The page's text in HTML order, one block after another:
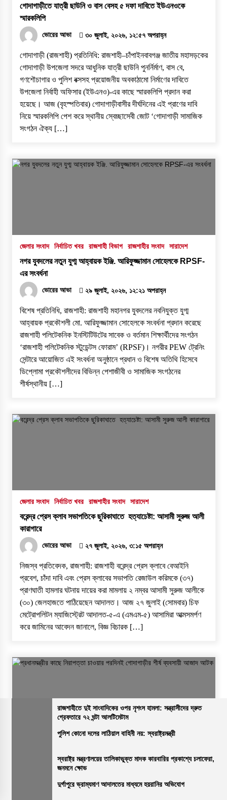
গোদাগাড়ীতে যাত্রী ছাউনি ও বাস বেসহ ৫ দফা দাবিতে ইউএনওকে
স্মারকলিপি
ভোরের আভা ৩০ জুলাই, ২০২৬, ১২:৫৭ অপরাহ্ন
গোদাগাড়ী (রাজশাহী) প্রতিনিধি: রাজশাহী–চাঁপাইনবাবগঞ্জ জাতীয় মহাসড়কের
গোদাগাড়ী উপজেলা সদরে আধুনিক যাত্রী ছাউনি পুনর্নির্মাণ, বাস বে,
গণশৌচাগার ও পুলিশ বক্সসহ প্রয়োজনীয় অবকাঠামো নির্মাণের দাবিতে
উপজেলা নির্বাহী অফিসার (ইউএনও)-এর কাছে স্মারকলিপি প্রদান করা
হয়েছে। ​আজ (বৃহস্পতিবার) গোদাগাড়ীবাসীর দীর্ঘদিনের এই প্রাণের দাবি
নিয়ে স্মারকলিপি পেশ করে স্থানীয় স্বেচ্ছাসেবী জোট ‘গোদাগাড়ী সামাজিক
সংগঠন ঐক্য […]
জেলার সংবাদ নির্বাচিত খবর রাজশাহী বিভাগ রাজশাহীর সংবাদ সারাদেশ
নগর যুবদলের নতুন যুগ্ম আহ্বায়ক ইঞ্জি. আরিফুজ্জামান সোহেলকে RPSF-
এর সংবর্ধনা
ভোরের আভা ২৯ জুলাই, ২০২৬, ১২:২১ অপরাহ্ন
বিশেষ প্রতিনিধি, রাজশাহী: রাজশাহী মহানগর যুবদলের নবনিযুক্ত যুগ্ম
আহ্বায়ক প্রকৌশলী মো. আরিফুজ্জামান সোহেলকে সংবর্ধনা প্রদান করেছে
রাজশাহী পলিটেকনিক ইনস্টিটিউটের সাবেক ও বর্তমান শিক্ষার্থীদের সংগঠন
‘রাজশাহী পলিটেকনিক স্টুডেন্টস ফোরাম’ (RPSF)। ​নগরীর PEW ট্রেনিং
সেন্টারে আয়োজিত এই সংবর্ধনা অনুষ্ঠানে প্রধান ও বিশেষ অতিথি হিসেবে
ডিপ্লোমা প্রকৌশলীদের বিভিন্ন পেশাজীবী ও সামাজিক সংগঠনের
শীর্ষস্থানীয় […]
জেলার সংবাদ নির্বাচিত খবর রাজশাহীর সংবাদ সারাদেশ
বরেন্দ্র প্রেস ক্লাব সভাপতিকে ছুরিকাঘাতে হত্যাচেষ্টা: আসামী সুরুজ আলী
কারাগারে
ভোরের আভা ২৭ জুলাই, ২০২৬, ৩:১৫ অপরাহ্ন
নিজস্ব প্রতিবেদক, রাজশাহী: ​রাজশাহী বরেন্দ্র প্রেস ক্লাবে বেআইনি
প্রবেশ, চাঁদা দাবি এবং প্রেস ক্লাবের সভাপতি রেজাউল করিমকে (৩৭)
প্রাণঘাতী হামলার ঘটনায় দায়ের করা মামলায় ২ নম্বর আসামী সুরুজ আলীকে
(৩০) জেলহাজতে পাঠিয়েছেন আদালত। ​আজ ২৭ জুলাই (সোমবার) চিফ
মেট্রোপলিটন ম্যাজিস্ট্রেট আদালত-৫-এ (এমএম-৫) আসামিরা আত্মসমর্পণ
করে জামিনের আবেদন জানালে, বিজ্ঞ বিচারক […]
প্রধানমন্ত্রীর কাছে নিরাপত্তা চাওয়ার পরদিনই গোদাগাড়ীর শীর্ষ ব্যবসায়ী
ভোরের আভা ২০ জুলাই, ২০২৬, ১:১৫ অপরাহ্ন
রাজশাহীতে দুই সাংবাদিকের ওপর নৃশংস হামলা: সন্ত্রাসীদের দ্রুত
গ্রেফতারে ৭২ ঘন্টা আলটিমেটাম
পুলিশ কোনো দলের লাঠিয়াল বাহিনী নয়: স্বরাষ্ট্রমন্ত্রী
স্বরাষ্ট্র মন্ত্রণালয়ের তালিকাভুক্ত মাদক কারবারির প্রকাশ্যে চলাফেরা,
জনমনে ক্ষোভ
দুর্গাপুরে ভ্রাম্যমাণ আদালতের মাধ্যমে হয়রানির অভিযোগ